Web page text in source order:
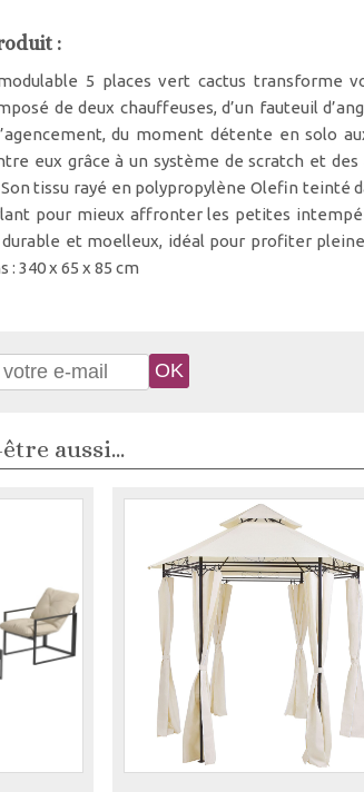
:
5 places vert cactus transforme
de deux chauffeuses, d’un fauteuil
du moment détente en solo
eux grâce à un système de scratch et
tissu rayé en polypropylène Olefin teinté
pour mieux affronter les petites
et moelleux, idéal pour profiter
340 x 65 x 85 cm
aussi...